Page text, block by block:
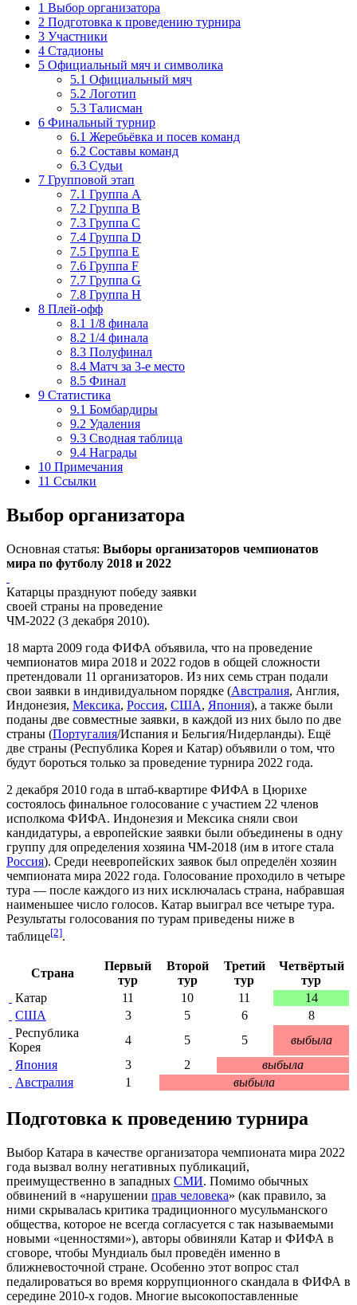
1 Выбор организатора
2 Подготовка к проведению турнира
3 Участники
4 Стадионы
5 Официальный мяч и символика
5.1 Официальный мяч
5.2 Логотип
5.3 Талисман
6 Финальный турнир
6.1 Жеребьёвка и посев команд
6.2 Составы команд
6.3 Судьи
7 Групповой этап
7.1 Группа A
7.2 Группа B
7.3 Группа C
7.4 Группа D
7.5 Группа E
7.6 Группа F
7.7 Группа G
7.8 Группа H
8 Плей-офф
8.1 1/8 финала
8.2 1/4 финала
8.3 Полуфинал
8.4 Матч за 3-е место
8.5 Финал
9 Статистика
9.1 Бомбардиры
9.2 Удаления
9.3 Сводная таблица
9.4 Награды
10 Примечания
11 Ссылки
Выбор организатора
Основная статья: Выборы организаторов чемпионатов
мира по футболу 2018 и 2022
Катарцы празднуют победу заявки
своей страны на проведение
ЧМ-2022 (3 декабря 2010).
18 марта 2009 года ФИФА объявила, что на проведение
чемпионатов мира 2018 и 2022 годов в общей сложности
претендовали 11 организаторов. Из них семь стран подали
свои заявки в индивидуальном порядке (Австралия, Англия,
Индонезия, Мексика, Россия, США, Япония), а также были
поданы две совместные заявки, в каждой из них было по две
страны (Португалия/Испания и Бельгия/Нидерланды). Ещё
две страны (Республика Корея и Катар) объявили о том, что
будут бороться только за проведение турнира 2022 года.
2 декабря 2010 года в штаб-квартире ФИФА в Цюрихе
состоялось финальное голосование с участием 22 членов
исполкома ФИФА. Индонезия и Мексика сняли свои
кандидатуры, а европейские заявки были объединены в одну
группу для определения хозяина ЧМ-2018 (им в итоге стала
Россия). Среди неевропейских заявок был определён хозяин
чемпионата мира 2022 года. Голосование проходило в четыре
тура — после каждого из них исключалась страна, набравшая
наименьшее число голосов. Катар выиграл все четыре тура.
Результаты голосования по турам приведены ниже в
таблице[2].
Страна
Первый
тур
Второй
тур
Третий
тур
Четвёртый
тур
Катар
11 10 11
14
США
3 5 6
8
Республика
Корея
4 5 5
выбыла
Япония
3 2
выбыла
Австралия
1 выбыла
Подготовка к проведению турнира
Выбор Катара в качестве организатора чемпионата мира 2022
года вызвал волну негативных публикаций,
преимущественно в западных СМИ. Помимо обычных
обвинений в «нарушении прав человека» (как правило, за
ними скрывалась критика традиционного мусульманского
общества, которое не всегда согласуется с так называемыми
новыми «ценностями»), авторы обвиняли Катар и ФИФА в
сговоре, чтобы Мундиаль был проведён именно в
ближневосточной стране. Особенно этот вопрос стал
педалироваться во время коррупционного скандала в ФИФА в
середине 2010-х годов. Многие высокопоставленные